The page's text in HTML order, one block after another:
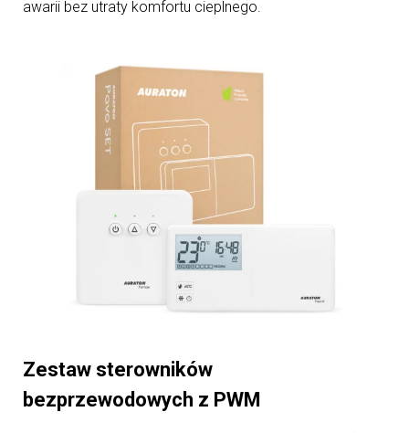
awarii bez utraty komfortu cieplnego.
Zestaw sterowników
bezprzewodowych z PWM